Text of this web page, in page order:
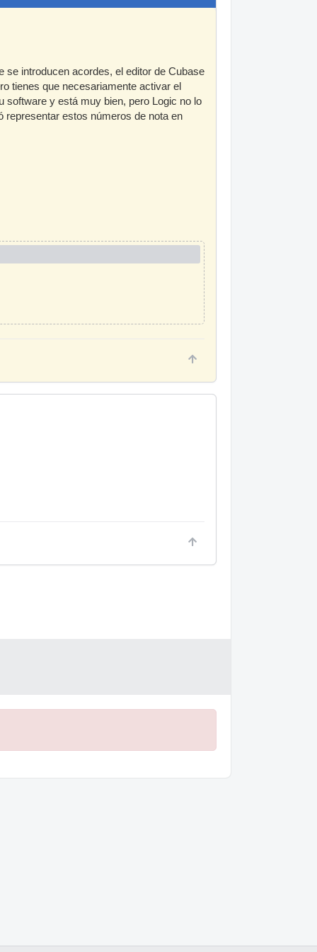
se introducen acordes, el editor de Cubase
tienes que necesariamente activar el
software y está muy bien, pero Logic no lo
representar estos números de nota en